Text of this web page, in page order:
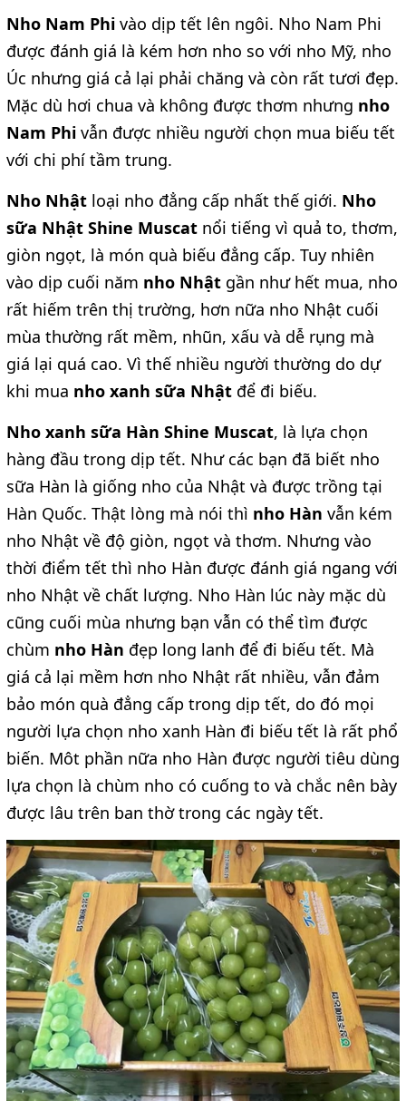
Nho Nam Phi vào dịp tết lên ngôi. Nho Nam Phi
được đánh giá là kém hơn nho so với nho Mỹ, nho
Úc nhưng giá cả lại phải chăng và còn rất tươi đẹp.
Mặc dù hơi chua và không được thơm nhưng nho
Nam Phi vẫn được nhiều người chọn mua biếu tết
với chi phí tầm trung.
Nho Nhật loại nho đẳng cấp nhất thế giới. Nho
sữa Nhật Shine Muscat nổi tiếng vì quả to, thơm,
giòn ngọt, là món quà biếu đẳng cấp. Tuy nhiên
vào dịp cuối năm nho Nhật gần như hết mua, nho
rất hiếm trên thị trường, hơn nữa nho Nhật cuối
mùa thường rất mềm, nhũn, xấu và dễ rụng mà
giá lại quá cao. Vì thế nhiều người thường do dự
khi mua nho xanh sữa Nhật để đi biếu.
Nho xanh sữa Hàn Shine Muscat, là lựa chọn
hàng đầu trong dịp tết. Như các bạn đã biết nho
sữa Hàn là giống nho của Nhật và được trồng tại
Hàn Quốc. Thật lòng mà nói thì nho Hàn vẫn kém
nho Nhật về độ giòn, ngọt và thơm. Nhưng vào
thời điểm tết thì nho Hàn được đánh giá ngang với
nho Nhật về chất lượng. Nho Hàn lúc này mặc dù
cũng cuối mùa nhưng bạn vẫn có thể tìm được
chùm nho Hàn đẹp long lanh để đi biếu tết. Mà
giá cả lại mềm hơn nho Nhật rất nhiều, vẫn đảm
bảo món quà đẳng cấp trong dịp tết, do đó mọi
người lựa chọn nho xanh Hàn đi biếu tết là rất phổ
biến. Môt phần nữa nho Hàn được người tiêu dùng
lựa chọn là chùm nho có cuống to và chắc nên bày
được lâu trên ban thờ trong các ngày tết.